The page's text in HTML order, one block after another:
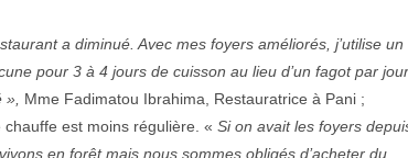
a diminué. Avec mes foyers améliorés, j’utilise un
pour 3 à 4 jours de cuisson au lieu d’un fagot par jour
Mme Fadimatou Ibrahima, Restauratrice à Pani ;
est moins régulière. « Si on avait les foyers
en forêt mais nous sommes obligés d’acheter du